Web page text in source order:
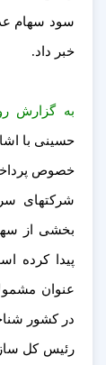
سود سهام
خبر داد.
به گزارش
حسینی با
شرکتهای
بخشی از
عنوان
در کشور
رئیس کل